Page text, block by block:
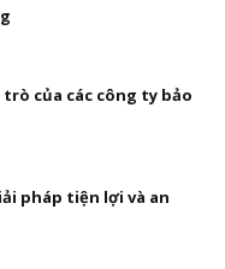
của các công ty bảo
pháp tiện lợi và an